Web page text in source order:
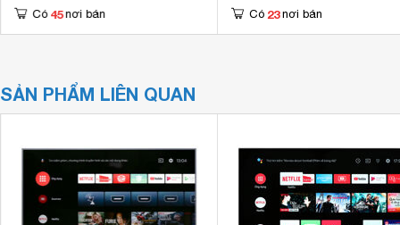
Có 45 nơi bán Có 23 nơi bán
SẢN PHẨM LIÊN QUAN